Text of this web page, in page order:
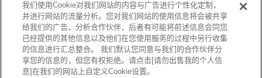
我们使用Cookie对我们网站的内容与广告进行个性化定制，
并进行网站的流量分析。您对我们网站的使用信息将会被共享
给我们的广告、分析合作伙伴，后者有可能将前述信息会同您
已经提供的其他信息以及他们在您使用服务的过程中另行收集
的信息进行汇总整合。 我们默认您同意与我们的合作伙伴分
享您的信息的，但您有权拒绝。请点击[请勿出售我的个人信
息]在我们的网站上自定义Cookie设置。